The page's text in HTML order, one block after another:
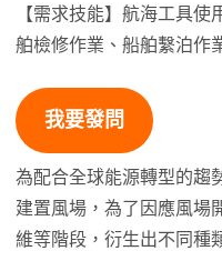
【需求技能】航海工具
舶檢修作業、船舶繫泊作
我要發問
為配合全球能源轉型的趨
建置風場，為了因應風場
維等階段，衍生出不同種